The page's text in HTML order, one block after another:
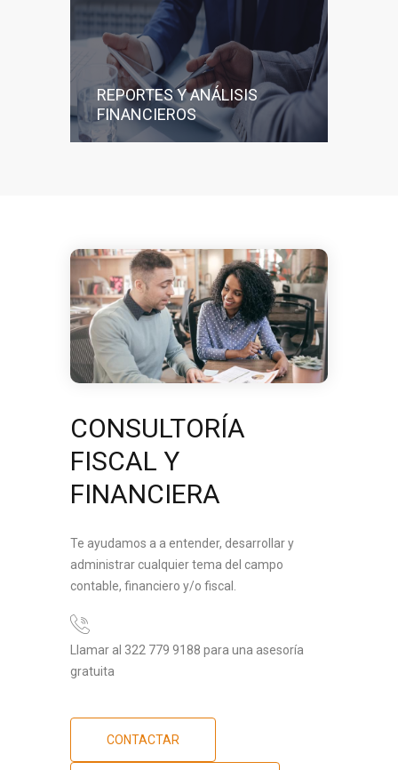
REPORTES Y ANÁLISIS
FINANCIEROS
CONSULTORÍA
FISCAL Y
FINANCIERA
Te ayudamos a a entender, desarrollar y
administrar cualquier tema del campo
contable, financiero y/o fiscal.
Llamar al 322 779 9188 para una asesoría
gratuita
CONTACTAR